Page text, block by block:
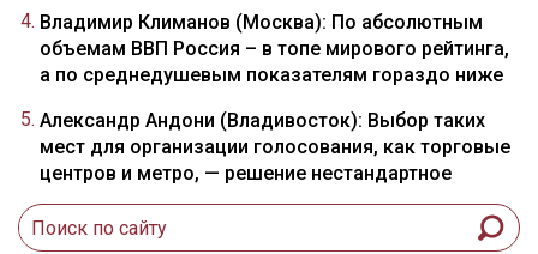
Владимир Климанов (Москва): По абсолютным
объемам ВВП Россия – в топе мирового рейтинга,
а по среднедушевым показателям гораздо ниже
Александр Андони (Владивосток): Выбор таких
мест для организации голосования, как торговые
центров и метро, — решение нестандартное